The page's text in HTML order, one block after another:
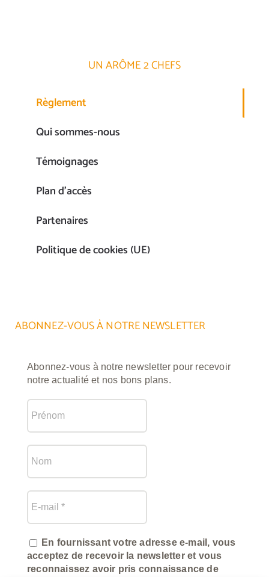
UN ARÔME 2 CHEFS
Règlement
Qui sommes-nous
Témoignages
Plan d’accès
Partenaires
Politique de cookies (UE)
ABONNEZ-VOUS À NOTRE NEWSLETTER
Abonnez-vous à notre newsletter pour recevoir
notre actualité et nos bons plans.
En fournissant votre adresse e-mail, vous
acceptez de recevoir la newsletter et vous
reconnaissez avoir pris connaissance de